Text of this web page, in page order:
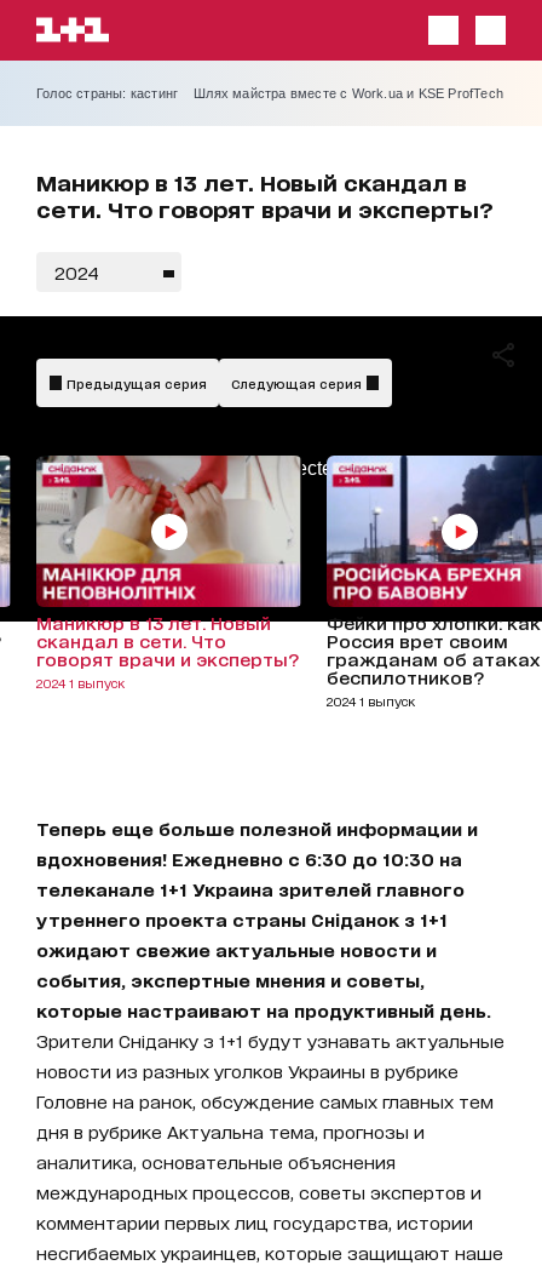
Голос страны: кастинг Шлях майстра вместе с Work.ua и KSE ProfTech
Маникюр в 13 лет. Новый скандал в
сети. Что говорят врачи и эксперты?
2024
AdBlockDetected!
Предыдущая серия Следующая серия
Маникюр в 13 лет. Новый
скандал в сети. Что
говорят врачи и эксперты?
2024 1 выпуск
Фейки про хлопки: как
Россия врет своим
гражданам об атаках
беспилотников?
2024 1 выпуск
Теперь еще больше полезной информации и
вдохновения! Ежедневно с 6:30 до 10:30 на
телеканале 1+1 Украина зрителей главного
утреннего проекта страны Сніданок з 1+1
ожидают свежие актуальные новости и
события, экспертные мнения и советы,
которые настраивают на продуктивный день.
Зрители Сніданку з 1+1 будут узнавать актуальные
новости из разных уголков Украины в рубрике
Головне на ранок, обсуждение самых главных тем
дня в рубрике Актуальна тема, прогнозы и
аналитика, основательные объяснения
международных процессов, советы экспертов и
комментарии первых лиц государства, истории
несгибаемых украинцев, которые защищают наше